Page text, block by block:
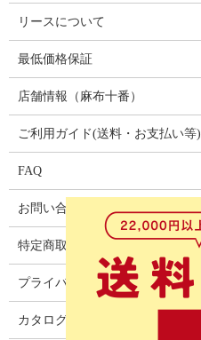
リースについて
最低価格保証
店舗情報（麻布十番）
ご利用ガイド(送料・お支払い等)
FAQ
お問い合わせ
特定商取引法に基づく表記
プライバシーポリシー
カタログ